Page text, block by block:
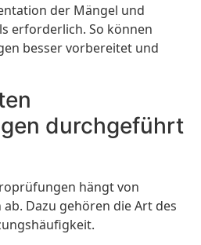
der Mängel und
erforderlich. So können
besser vorbereitet und
durchgeführt
hängt von
Dazu gehören die Art des